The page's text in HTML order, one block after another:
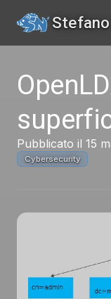
Pubblicato il 15
Cybersecurity